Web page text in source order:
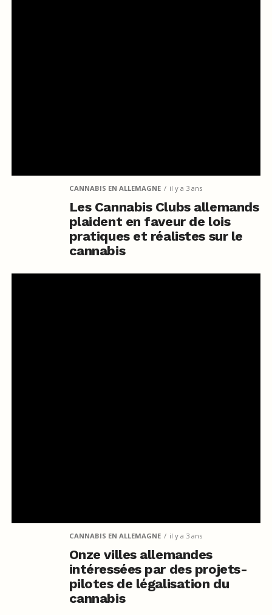
CANNABIS EN ALLEMAGNE il y a 3 ans
Les Cannabis Clubs allemands
plaident en faveur de lois
pratiques et réalistes sur le
cannabis
CANNABIS EN ALLEMAGNE il y a 3 ans
Onze villes allemandes
intéressées par des projets-
pilotes de légalisation du
cannabis